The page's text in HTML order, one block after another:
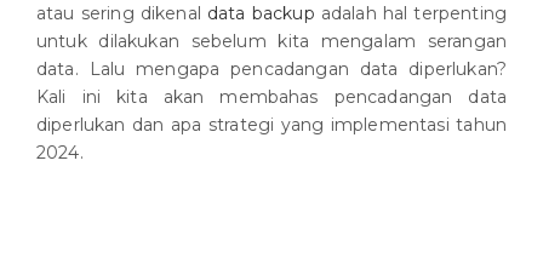
atau sering dikenal data backup adalah hal terpenting
untuk dilakukan sebelum kita mengalam serangan
data. Lalu mengapa pencadangan data diperlukan?
Kali ini kita akan membahas pencadangan data
diperlukan dan apa strategi yang implementasi tahun
2024.